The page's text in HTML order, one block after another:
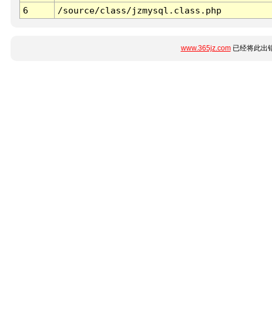
6
/source/class/jzmysql.class.php
www.365jz.com已经将此出